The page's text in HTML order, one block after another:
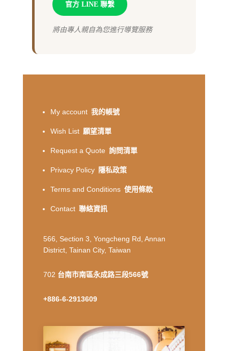
官方 LINE 聯繫
將由專人親自為您進行導覽服務
My account 我的帳號
Wish List 願望清單
Request a Quote 詢問清單
Privacy Policy 隱私政策
Terms and Conditions 使用條款
Contact 聯絡資訊
566, Section 3, Yongcheng Rd, Annan
District, Tainan City, Taiwan
702 台南市南區永成路三段566號
+886-6-2913609